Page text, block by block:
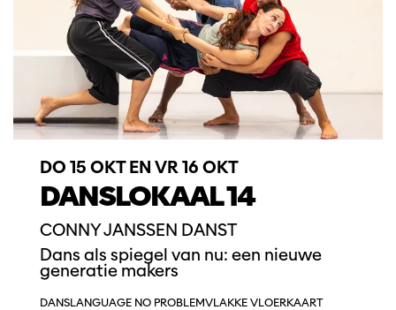
DANSLOKAAL 14
CONNY JANSSEN DANST
DO 15 OKTEN VR 16 OKT
Dans als spiegel van nu: een nieuwe
generatie makers
DANSLANGUAGE NO PROBLEMVLAKKE VLOERKAART